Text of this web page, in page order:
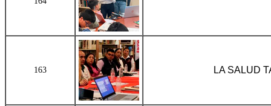
163 LA SALUD